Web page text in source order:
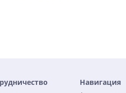
Навигация